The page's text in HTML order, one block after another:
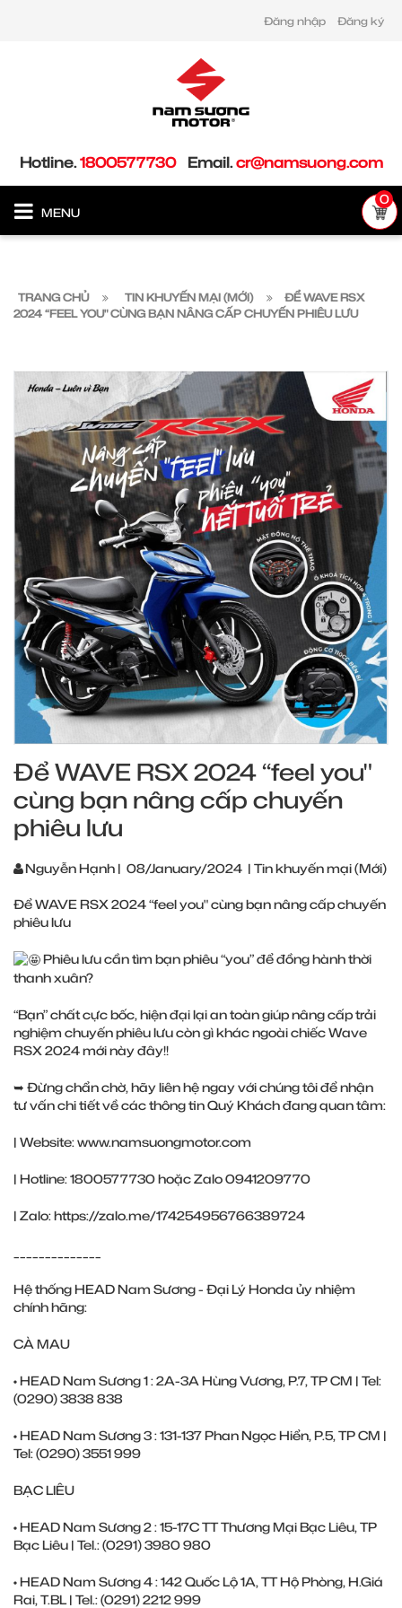
Đăng nhập Đăng ký
Hotline.1800577730 Email.cr@namsuong.com
MENU
0
TRANG CHỦ TIN KHUYẾN MẠI (MỚI)
ĐỂ WAVE RSX
2024 “FEEL YOU" CÙNG BẠN NÂNG CẤP CHUYẾN PHIÊU LƯU
Để WAVE RSX 2024 “feel you"
cùng bạn nâng cấp chuyến
phiêu lưu
Nguyễn Hạnh | 08/January/2024 | Tin khuyến mại (Mới)
Để WAVE RSX 2024 “feel you" cùng bạn nâng cấp chuyến
phiêu lưu
Phiêu lưu cần tìm bạn phiêu “you” để đồng hành thời
thanh xuân?
“Bạn” chất cực bốc, hiện đại lại an toàn giúp nâng cấp trải
nghiệm chuyến phiêu lưu còn gì khác ngoài chiếc Wave
RSX 2024 mới này đây!!
➥ Đừng chẩn chờ, hãy liên hệ ngay với chúng tôi để nhận
tư vấn chi tiết về các thông tin Quý Khách đang quan tâm:
| Website:www.namsuongmotor.com
| Hotline: 1800577730 hoặc Zalo 0941209770
| Zalo:https://zalo.me/174254956766389724
Hệ thống HEAD Nam Sương - Đại Lý Honda ủy nhiệm
chính hãng:
CÀ MAU
• HEAD Nam Sương 1 : 2A-3A Hùng Vương, P.7, TP CM | Tel:
(0290) ‎3838 838
• HEAD Nam Sương 3 : 131-137 Phan Ngọc Hiển, P.5, TP CM |
Tel: (0290) ‎3551 999
BẠC LIÊU
• HEAD Nam Sương 2 : 15-17C TT Thương Mại Bạc Liêu, TP
Bạc Liêu | Tel.: (0291) ‎3980 980
• HEAD Nam Sương 4 : 142 Quốc Lộ 1A, TT Hộ Phòng, H.Giá
Rai, T.BL | Tel.: (0291) ‎2212 999